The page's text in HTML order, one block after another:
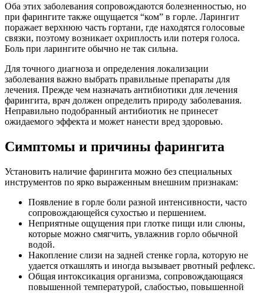
Оба этих заболевания сопровождаются болезненностью, но
при фарингите также ощущается “ком” в горле. Ларингит
поражает верхнюю часть гортани, где находятся голосовые
связки, поэтому возникает охриплость или потеря голоса.
Боль при ларингите обычно не так сильна.
Для точного диагноза и определения локализации
заболевания важно выбрать правильные препараты для
лечения. Прежде чем назначать антибиотики для лечения
фарингита, врач должен определить природу заболевания.
Неправильно подобранный антибиотик не принесет
ожидаемого эффекта и может нанести вред здоровью.
Симптомы и причины фарингита
Установить наличие фарингита можно без специальных
инструментов по ярко выраженным внешним признакам:
Появление в горле боли разной интенсивности, часто
сопровождающейся сухостью и першением.
Неприятные ощущения при глотке пищи или слюны,
которые можно смягчить, увлажнив горло обычной
водой.
Накопление слизи на задней стенке горла, которую не
удается откашлять и иногда вызывает рвотный рефлекс.
Общая интоксикация организма, сопровождающаяся
повышенной температурой, слабостью, повышенной